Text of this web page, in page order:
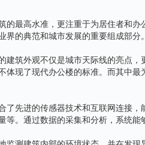
的最高水准，更注重于为居住者和办
的典范和城市发展的重要组成部分。
建筑外观不仅是城市天际线的亮点，
体现了现代办公楼的标准。而其中最
了先进的传感器技术和互联网连接，
等。通过数据的采集和分析，系统能